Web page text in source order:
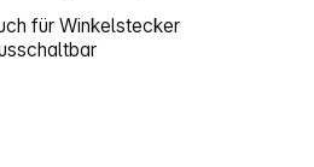
für Winkelstecker